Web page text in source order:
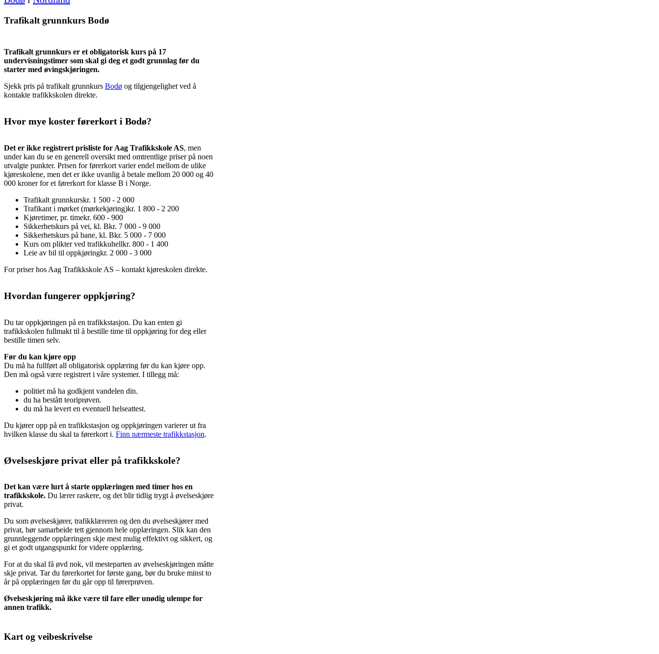
Trafikalt grunnkurs Bodø
Trafikalt grunnkurs er et obligatorisk kurs på 17
undervisningstimer som skal gi deg et godt grunnlag før du
starter med øvingskjøringen.
Sjekk pris på trafikalt grunnkurs Bodø og tilgjengelighet ved å
kontakte trafikkskolen direkte.
Hvor mye koster førerkort i Bodø?
Det er ikke registrert prisliste for Aag Trafikkskole AS, men
under kan du se en generell oversikt med omtrentlige priser på noen
utvalgte punkter. Prisen for førerkort varier endel mellom de ulike
kjøreskolene, men det er ikke uvanlig å betale mellom 20 000 og 40
000 kroner for et førerkort for klasse B i Norge.
Trafikalt grunnkurskr. 1 500 - 2 000
Trafikant i mørket (mørkekjøring)kr. 1 800 - 2 200
Kjøretimer, pr. timekr. 600 - 900
Sikkerhetskurs på vei, kl. Bkr. 7 000 - 9 000
Sikkerhetskurs på bane, kl. Bkr. 5 000 - 7 000
Kurs om plikter ved trafikkuhellkr. 800 - 1 400
Leie av bil til oppkjøringkr. 2 000 - 3 000
For priser hos Aag Trafikkskole AS – kontakt kjøreskolen direkte.
Hvordan fungerer oppkjøring?
Du tar oppkjøringen på en trafikkstasjon. Du kan enten gi
trafikkskolen fullmakt til å bestille time til oppkjøring for deg eller
bestille timen selv.
Før du kan kjøre opp
Du må ha fullført all obligatorisk opplæring før du kan kjøre opp.
Den må også være registrert i våre systemer. I tillegg må:
politiet må ha godkjent vandelen din.
du ha bestått teoriprøven.
du må ha levert en eventuell helseattest.
Du kjører opp på en trafikkstasjon og oppkjøringen varierer ut fra
hvilken klasse du skal ta førerkort i. Finn nærmeste trafikkstasjon.
Øvelseskjøre privat eller på trafikkskole?
Det kan være lurt å starte opplæringen med timer hos en
trafikkskole. Du lærer raskere, og det blir tidlig trygt å øvelseskjøre
privat.
Du som øvelseskjører, trafikklæreren og den du øvelseskjører med
privat, bør samarbeide tett gjennom hele opplæringen. Slik kan den
grunnleggende opplæringen skje mest mulig effektivt og sikkert, og
gi et godt utgangspunkt for videre opplæring.
For at du skal få øvd nok, vil mesteparten av øvelseskjøringen måtte
skje privat. Tar du førerkortet for første gang, bør du bruke minst to
år på opplæringen før du går opp til førerprøven.
Øvelseskjøring må ikke være til fare eller unødig ulempe for
annen trafikk.
Kart og veibeskrivelse